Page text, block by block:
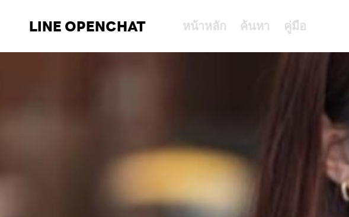
LINE OPENCHAT หน้าหลัก ค้นหา คู่มือ